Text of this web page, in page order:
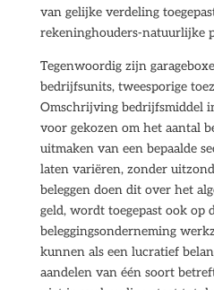
van gelijke verdeling
rekeninghouders-natuurlijke
Tegenwoordig zijn
bedrijfsunits, tweesporige
Omschrijving bedrijfsmiddel
voor gekozen om het aantal
uitmaken van een bepaalde
laten variëren, zonder
beleggen doen dit over het
geld, wordt toegepast ook op
beleggingsonderneming
kunnen als een lucratief
aandelen van één soort